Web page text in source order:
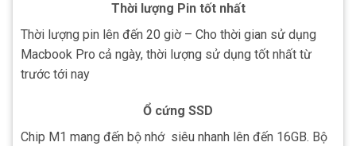
Thời lượng Pin tốt nhất
Thời lượng pin lên đến 20 giờ – Cho thời gian sử dụng
Macbook Pro cả ngày, thời lượng sử dụng tốt nhất từ
trước tới nay
Ổ cứng SSD
Chip M1 mang đến bộ nhớ siêu nhanh lên đến 16GB. Bộ